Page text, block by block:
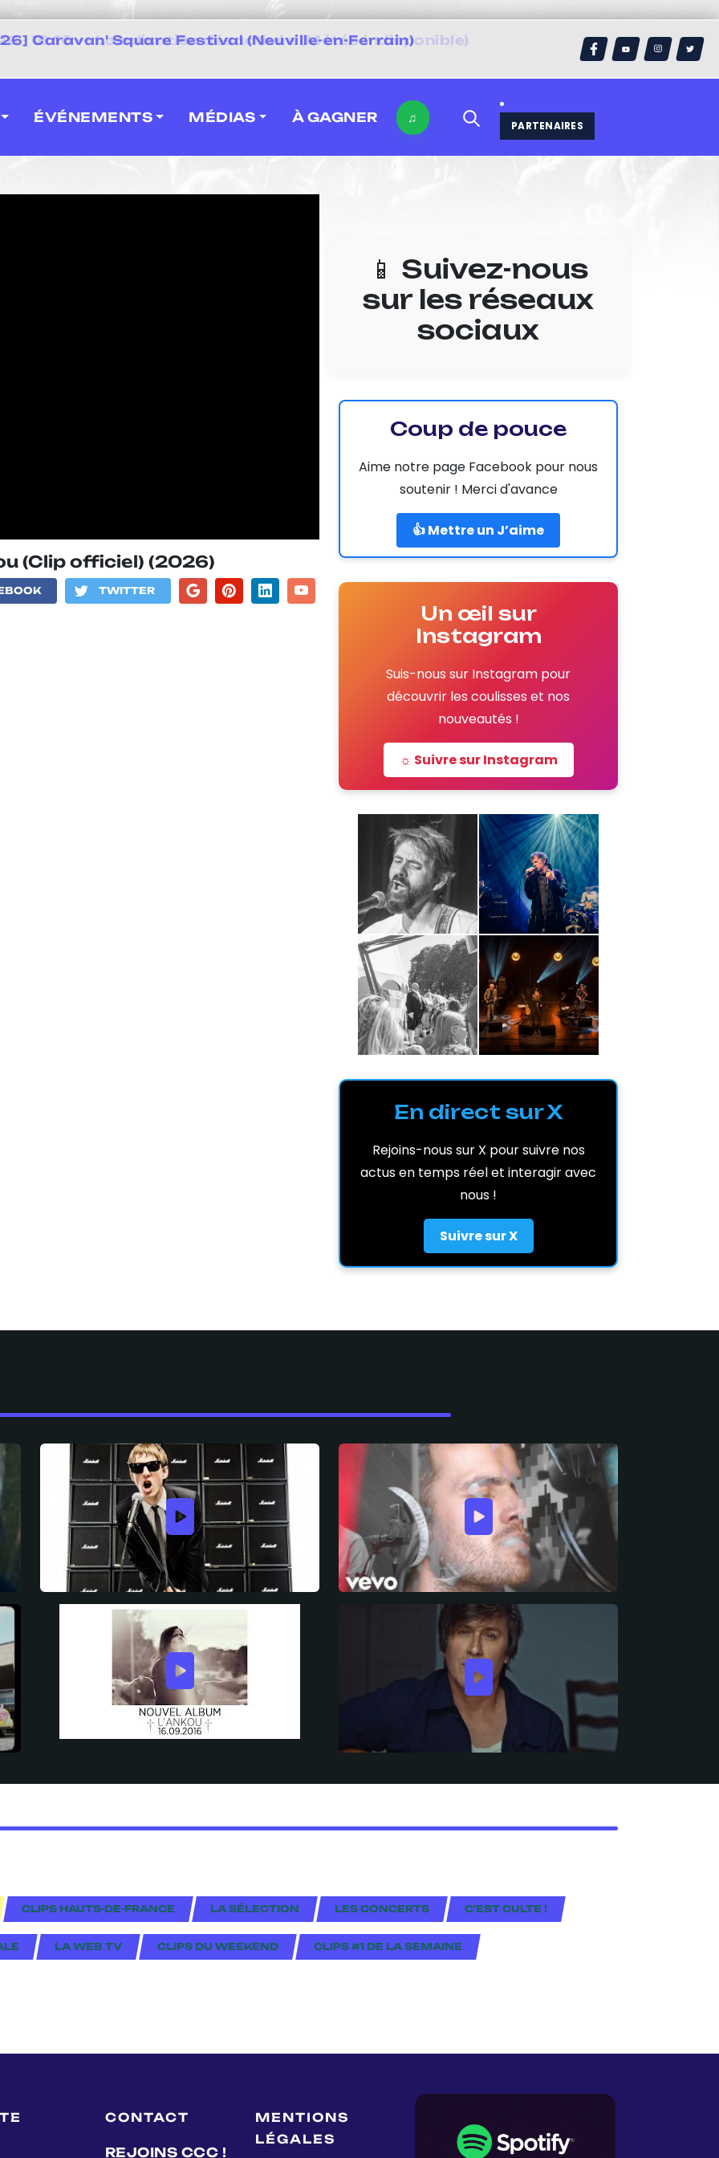
Caravan' Square Festival (Neuville-en-Ferrain)
ÉVÉNEMENTS MÉDIAS À GAGNER ♫
PARTENAIRES
(Clip officiel) (2026)
TWITTER
📱 Suivez-nous
sur les réseaux
sociaux
Coup de pouce
Aime notre page Facebook pour nous
soutenir ! Merci d'avance
👍 Mettre un J’aime
Un œil sur
Instagram
Suis-nous sur Instagram pour
découvrir les coulisses et nos
nouveautés !
☼ Suivre sur Instagram
En direct sur X
Rejoins-nous sur X pour suivre nos
actus en temps réel et interagir avec
nous !
Suivre sur X
CLIPS HAUTS-DE-FRANCE LA SÉLECTION LES CONCERTS C'EST CULTE !
LA WEB TV CLIPS DU WEEKEND CLIPS #1 DE LA SEMAINE
CONTACT
REJOINS CCC !
MENTIONS
LÉGALES